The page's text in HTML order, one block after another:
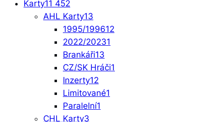
Karty11 452
AHL Karty13
1995/199612
2022/20231
Brankáři13
CZ/SK Hráči1
Inzerty12
Limitované1
Paralelní1
CHL Karty3